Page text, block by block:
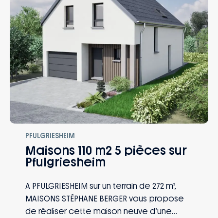
– Accompagnement dans le choix et
l’acquisition du terrain
PFULGRIESHEIM
Maisons 110 m2 5 pièces sur
Pfulgriesheim
A PFULGRIESHEIM sur un terrain de 272 m²,
MAISONS STÉPHANE BERGER vous propose
de réaliser cette maison neuve d’une